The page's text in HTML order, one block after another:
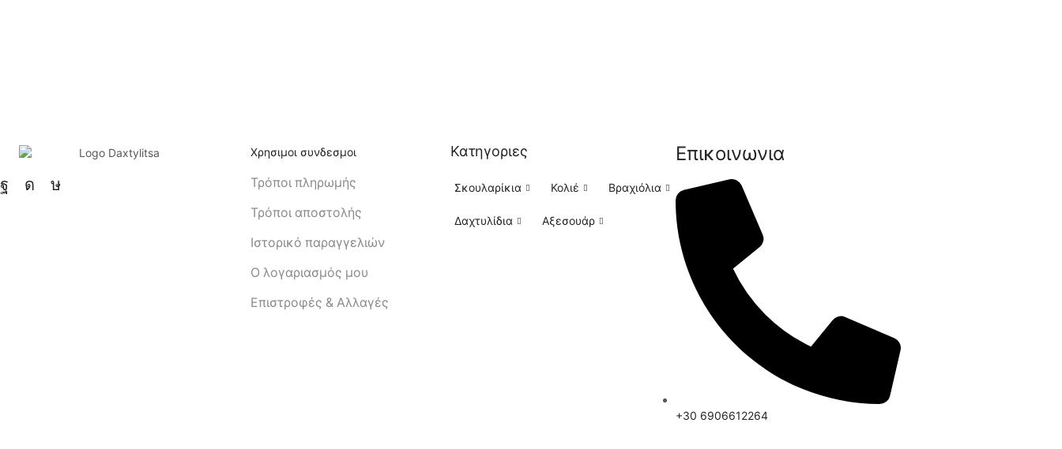
Χρησιμοι συνδεσμοι
Τρόποι πληρωμής
Τρόποι αποστολής
Ιστορικό παραγγελιών
Ο λογαριασμός μου
Eπιστροφές & Αλλαγές
Κατηγοριες
Σκουλαρίκια Κολιέ Βραχιόλια
Δαχτυλίδια Αξεσουάρ
Επικοινωνια
+30 6906612264